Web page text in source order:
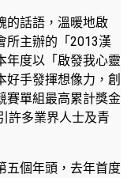
的話語，溫暖地啟
所主辦的「2013漢
年度以「啟發我心靈
好手發揮想像力，創
賽單組最高累計獎金
許多業界人士及青
五個年頭，去年首度